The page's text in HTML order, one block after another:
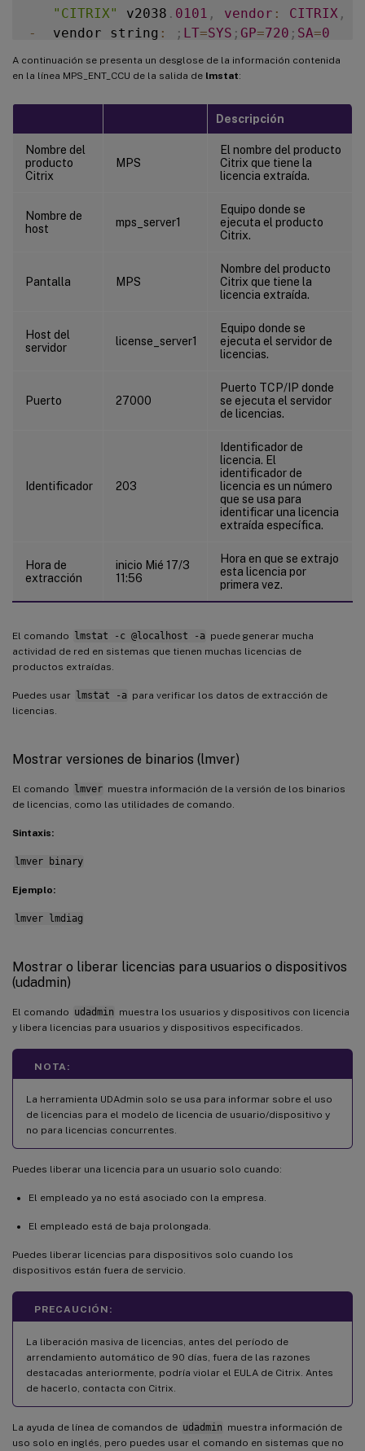
"CITRIX" v2038 . 0101 , vendor : CITRIX ,
-
  vendor_string
: ; LT=SYS ; GP=720 ; SA=0
Users of CTXLSDIAG: (Total of 10000
Users XDT_PLT_CCS Total of 200000
"XDT_PLT_CCS" 1201, vendor
vendor_string: ; LT = Retail;GP=720;PSL=
XDT DDCAux- citrix.com XDT 00001
citrix.com XDT
A continuación se presenta un desglose de la información contenida
en la línea MPS_ENT_CCU de la salida de lmstat:
Descripción
Nombre del
producto
Citrix
MPS
El nombre del producto
Citrix que tiene la
licencia extraída.
Nombre de
host
mps_server1
Equipo donde se
ejecuta el producto
Citrix.
Pantalla MPS
Nombre del producto
Citrix que tiene la
licencia extraída.
Host del
servidor
license_server1
Equipo donde se
ejecuta el servidor de
licencias.
Puerto 27000
Puerto TCP/IP donde
se ejecuta el servidor
de licencias.
Identificador 203
Identificador de
licencia. El
identificador de
licencia es un número
que se usa para
identificar una licencia
extraída específica.
Hora de
extracción
inicio Mié 17/3
11:56
Hora en que se extrajo
esta licencia por
primera vez.
El comando lmstat -c @localhost -a puede generar mucha
actividad de red en sistemas que tienen muchas licencias de
productos extraídas.
Puedes usar lmstat -a para verificar los datos de extracción de
licencias.
Mostrar versiones de binarios (lmver)
El comando lmver muestra información de la versión de los binarios
de licencias, como las utilidades de comando.
Sintaxis:
lmver binary
Ejemplo:
lmver lmdiag
Mostrar o liberar licencias para usuarios o dispositivos
(udadmin)
El comando udadmin muestra los usuarios y dispositivos con licencia
y libera licencias para usuarios y dispositivos especificados.
NOTA:
La herramienta UDAdmin solo se usa para informar sobre el uso
de licencias para el modelo de licencia de usuario/dispositivo y
no para licencias concurrentes.
Puedes liberar una licencia para un usuario solo cuando:
El empleado ya no está asociado con la empresa.
El empleado está de baja prolongada.
Puedes liberar licencias para dispositivos solo cuando los
dispositivos están fuera de servicio.
PRECAUCIÓN:
La liberación masiva de licencias, antes del período de
arrendamiento automático de 90 días, fuera de las razones
destacadas anteriormente, podría violar el EULA de Citrix. Antes
de hacerlo, contacta con Citrix.
La ayuda de línea de comandos de udadmin muestra información de
uso solo en inglés, pero puedes usar el comando en sistemas que no